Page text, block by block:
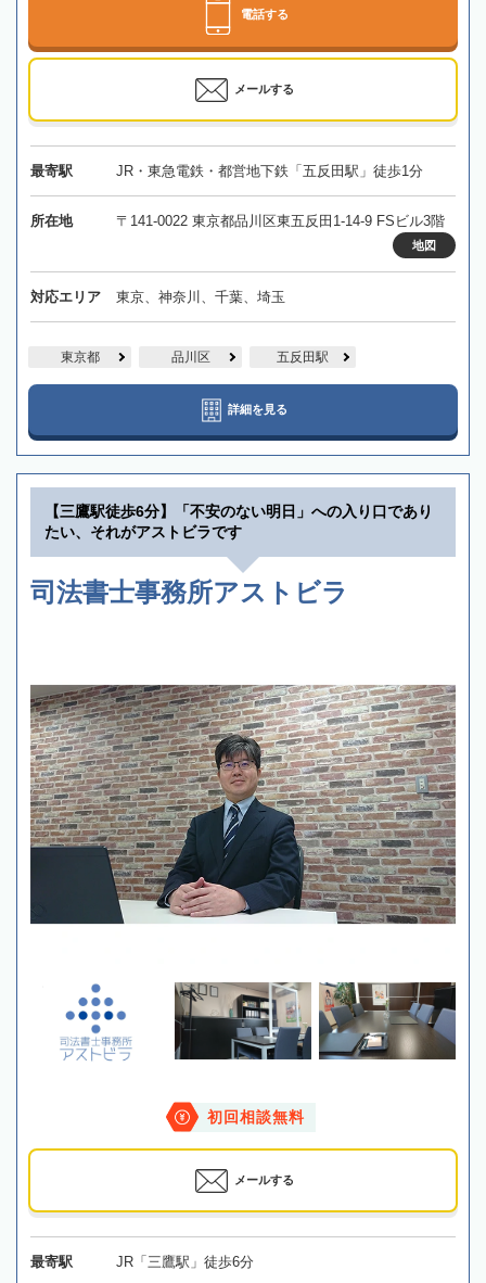
電話する
メールする
最寄駅 JR・東急電鉄・都営地下鉄「五反田駅」徒歩1分
所在地 〒141-0022 東京都品川区東五反田1-14-9 FSビル3階
地図
対応エリア 東京、神奈川、千葉、埼玉
東京都 品川区 五反田駅
詳細を見る
【三鷹駅徒歩6分】「不安のない明日」への入り口であり
たい、それがアストビラです
司法書士事務所アストビラ
初回相談無料
メールする
最寄駅 JR「三鷹駅」徒歩6分